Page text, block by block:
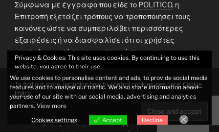
Σύμφωνα με έγγραφο που είδε το POLITICO, η
Επιτροπή εξετάζει τρόπους να τροποποιήσει τους
κανόνες ώστε να συμπεριλάβει περισσότερες
εξαιρέσεις ή να διασφαλίσει ότι οι χρήστες
μπορούν να ορίσουν τις προτιμήσεις τους για τα
cookies μία φορά (για παράδειγμα, στις ρυθμίσεις
του προγράμματος περιήγησης) αντί κάθε φορά που
επισκέπτονται έναν ιστότοπο.
Η Δανία, που προεδρεύει αυτή την περίοδο στις
συναντήσεις του Συμβουλίου της Ευρωπαϊκής Ένωσης,
We use cookies to personalise content and ads, to provide social media
features and to analyse our traffic. We also share information about
your use of our site with our social media, advertising and analytics
partners. View more
Cookies settings
Accept Decline
Privacy & Cookies: This site uses cookies. By continuing to use this
website, you agree to their use.
To find out more, including how to control cookies, see here: Cookie
Policy